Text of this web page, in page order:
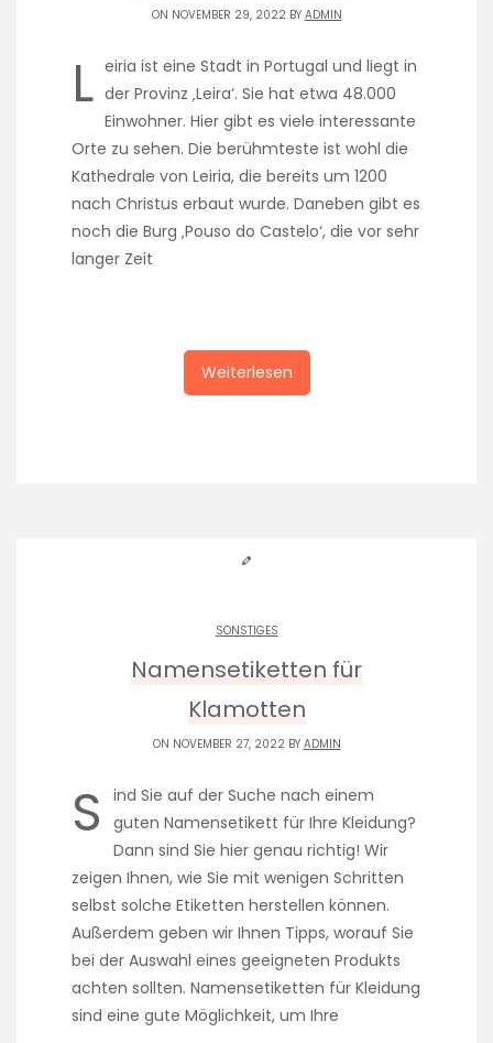
ON NOVEMBER 29, 2022 BY ADMIN
L eiria ist eine Stadt in Portugal und liegt in
der Provinz ‚Leira‘. Sie hat etwa 48.000
Einwohner. Hier gibt es viele interessante
Orte zu sehen. Die berühmteste ist wohl die
Kathedrale von Leiria, die bereits um 1200
nach Christus erbaut wurde. Daneben gibt es
noch die Burg ‚Pouso do Castelo‘, die vor sehr
langer Zeit
Weiterlesen
SONSTIGES
Namensetiketten für
Klamotten
ON NOVEMBER 27, 2022 BY ADMIN
S
ind Sie auf der Suche nach einem
guten Namensetikett für Ihre Kleidung?
Dann sind Sie hier genau richtig! Wir
zeigen Ihnen, wie Sie mit wenigen Schritten
selbst solche Etiketten herstellen können.
Außerdem geben wir Ihnen Tipps, worauf Sie
bei der Auswahl eines geeigneten Produkts
achten sollten. Namensetiketten für Kleidung
sind eine gute Möglichkeit, um Ihre